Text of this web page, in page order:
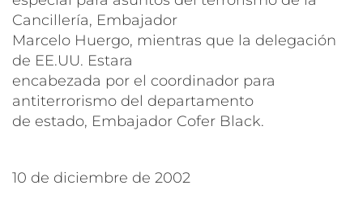
Cancillería, Embajador
Marcelo Huergo, mientras que la delegación
de EE.UU. Estara
encabezada por el coordinador para
antiterrorismo del departamento
de estado, Embajador Cofer Black.
10 de diciembre de 2002